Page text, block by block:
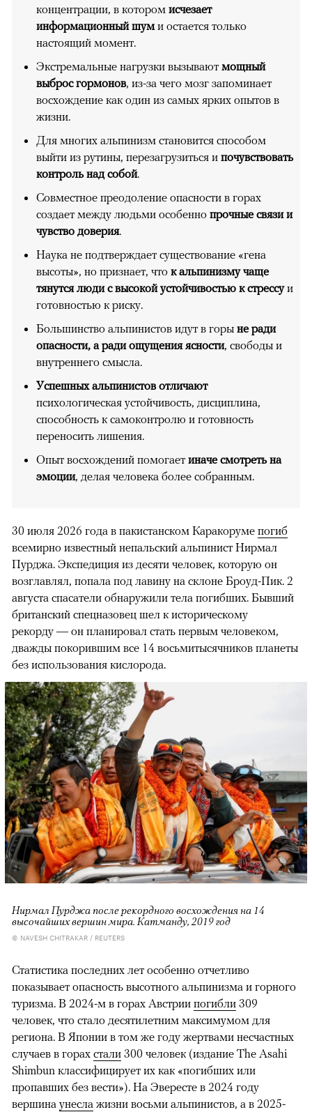
концентрации, в котором исчезает
информационный шуми остается только
настоящий момент.
Экстремальные нагрузки вызывают мощный
выброс гормонов, из-за чего мозг запоминает
восхождение как один из самых ярких опытов в
жизни.
Для многих альпинизм становится способом
выйти из рутины, перезагрузиться и почувствовать
контроль над собой.
Совместное преодоление опасности в горах
создает между людьми особенно прочные связи и
чувство доверия.
Наука не подтверждает существование «гена
высоты», но признает, что к альпинизму чаще
тянутся люди с высокой устойчивостью к стрессуи
готовностью к риску.
Большинство альпинистов идут в горы не ради
опасности, а ради ощущения ясности, свободы и
внутреннего смысла.
Успешных альпинистов отличают
психологическая устойчивость, дисциплина,
способность к самоконтролю и готовность
переносить лишения.
Опыт восхождений помогает иначе смотреть на
эмоции, делая человека более собранным.
30 июля 2026 года в пакистанском Каракоруме погиб
всемирно известный непальский альпинист Нирмал
Пурджа. Экспедиция из десяти человек, которую он
возглавлял, попала под лавину на склоне Броуд-Пик. 2
августа спасатели обнаружили тела погибших. Бывший
британский спецназовец шел к историческому
рекорду — он планировал стать первым человеком,
дважды покорившим все 14 восьмитысячников планеты
без использования кислорода.
Нирмал Пурджа после рекордного восхождения на 14
высочайших вершин мира. Катманду, 2019 год
© NAVESH CHITRAKAR / REUTERS
Статистика последних лет особенно отчетливо
показывает опасность высотного альпинизма и горного
туризма. В 2024-м в горах Австрии погибли 309
человек, что стало десятилетним максимумом для
региона. В Японии в том же году жертвами несчастных
случаев в горах стали 300 человек (издание The Asahi
Shimbun классифицирует их как «погибших или
пропавших без вести»). На Эвересте в 2024 году
вершина унесла жизни восьми альпинистов, а в 2025-